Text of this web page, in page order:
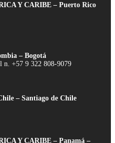
Y CARIBE – Puerto Rico
– Bogotá
+57 9 322 808-9079
– Santiago de Chile
Y CARIBE – Panamá –